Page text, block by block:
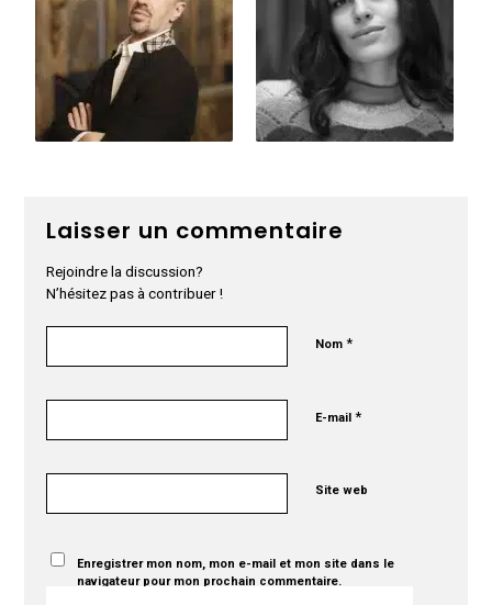
Laisser un commentaire
Rejoindre la discussion?
N’hésitez pas à contribuer !
Nom*
E-mail*
Site web
Enregistrer mon nom, mon e-mail et mon site dans le
navigateur pour mon prochain commentaire.